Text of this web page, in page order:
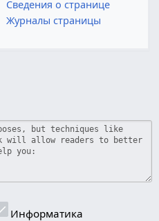
Информатика
Сведения о странице
Журналы страницы